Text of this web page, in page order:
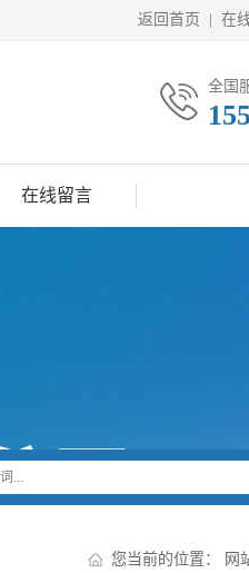
返回首页 在
全国
在线留言
您当前的位置： 网